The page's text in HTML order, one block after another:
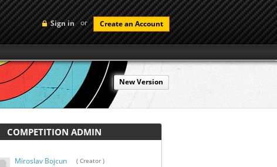
Sign in or Create an Account
New Version
COMPETITION ADMIN
Miroslav Bojcun ( Creator )